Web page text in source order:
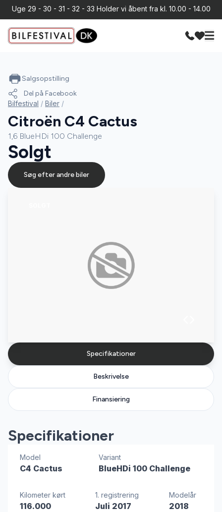
Uge 29 - 30 - 31 - 32 - 33 Holder vi åbent fra kl. 10.00 - 14.00
Specifikationer
Beskrivelse
Finansiering
Specifikationer
Model
C4 Cactus
Variant
BlueHDi 100 Challenge
Kilometer kørt
116.000
1. registrering
Juli 2017
Modelår
2018
Salgsopstilling
Del på Facebook
Bilfestival / Biler /
Citroën C4 Cactus
1,6 BlueHDi 100 Challenge
Solgt
Søg efter andre biler